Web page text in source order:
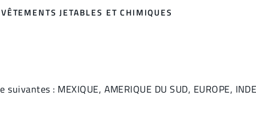
JETABLES ET CHIMIQUES
: MEXIQUE, AMERIQUE DU SUD, EUROPE,